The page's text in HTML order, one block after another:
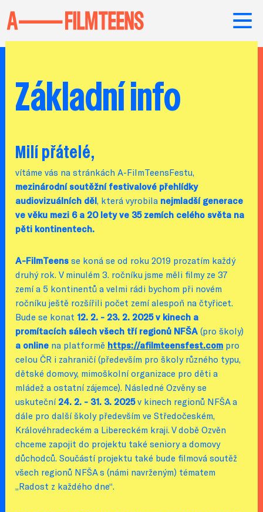
Základní info
Milí přátelé,
vítáme vás na stránkách A-FilmTeensFestu,
mezinárodní soutěžní festivalové přehlídky
audiovizuálních děl, která vyrobila nejmladší generace
ve věku mezi 6 a 20 lety ve 35 zemích celého světa na
pěti kontinentech.
A-FilmTeens se koná se od roku 2019 prozatím každý
druhý rok. V minulém 3. ročníku jsme měli filmy ze 37
zemí a 5 kontinentů a velmi rádi bychom při novém
ročníku ještě rozšířili počet zemí alespoň na čtyřicet.
Bude se konat 12. 2. - 23. 2. 2025 v kinech a
promítacích sálech všech tří regionů NFŠA (pro školy)
a online na platformě https://afilmteensfest.com pro
celou ČR i zahraničí (především pro školy různého typu,
dětské domovy, mimoškolní organizace pro děti a
mládež a ostatní zájemce). Následné Ozvěny se
uskuteční 24. 2. - 31. 3. 2025v kinech regionů NFŠA a
dále pro další školy především ve Středočeském,
Královéhradeckém a Libereckém kraji. V době Ozvěn
chceme zapojit do projektu také seniory a domovy
důchodců. Součástí projektu také bude filmová soutěž
všech regionů NFŠA s (námi navrženým) tématem
„Radost z každého dne“.